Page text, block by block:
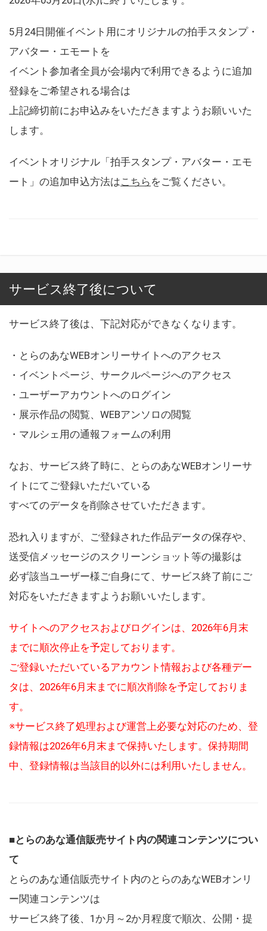
5月24日開催イベント用にオリジナルの拍手スタンプ・
アバター・エモートを
イベント参加者全員が会場内で利用できるように追加
登録をご希望される場合は
上記締切前にお申込みをいただきますようお願いいた
します。
イベントオリジナル「拍手スタンプ・アバター・エモ
ート」の追加申込方法はこちら をご覧ください。
サービス終了後について
サービス終了後は、下記対応ができなくなります。
・とらのあなWEBオンリーサイトへのアクセス
・イベントページ、サークルページへのアクセス
・ユーザーアカウントへのログイン
・展示作品の閲覧、WEBアンソロの閲覧
・マルシェ用の通報フォームの利用
なお、サービス終了時に、とらのあなWEBオンリーサ
イトにてご登録いただいている
すべてのデータを削除させていただきます。
恐れ入りますが、ご登録された作品データの保存や、
送受信メッセージのスクリーンショット等の撮影は
必ず該当ユーザー様ご自身にて、サービス終了前にご
対応をいただきますようお願いいたします。
サイトへのアクセスおよびログインは、2026年6月末
までに順次停止を予定しております。
ご登録いただいているアカウント情報および各種デー
タは、2026年6月末までに順次削除を予定しておりま
す。
※サービス終了処理および運営上必要な対応のため、登
録情報は2026年6月末まで保持いたします。保持期間
中、登録情報は当該目的以外には利用いたしません。
■とらのあな通信販売サイト内の関連コンテンツについ
て
とらのあな通信販売サイト内のとらのあなWEBオンリ
ー関連コンテンツは
サービス終了後、1か月～2か月程度で順次、公開・提